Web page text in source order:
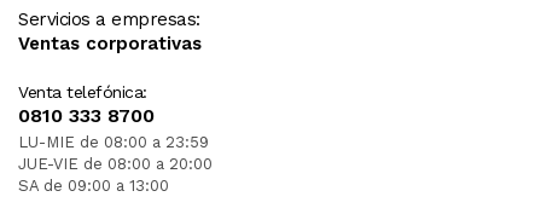
Servicios a empresas:
Ventas corporativas
Venta telefónica:
0810 333 8700
LU-MIE de 08:00 a 23:59
JUE-VIE de 08:00 a 20:00
SA de 09:00 a 13:00